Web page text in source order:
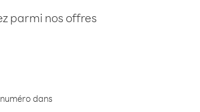
parmi nos offres
dans